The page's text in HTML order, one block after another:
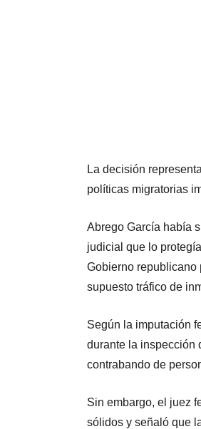
La decisión
políticas migratorias
Abrego García había
judicial que lo
Gobierno republicano
supuesto tráfico de
Según la imputación
durante la inspección
contrabando de
Sin embargo, el juez
sólidos y señaló que